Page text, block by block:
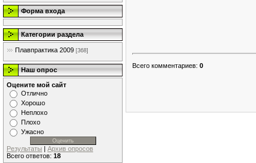
Форма входа
Категории раздела
Плавпрактика 2009 [368]
Наш опрос
Оцените мой сайт
Отлично
Хорошо
Неплохо
Плохо
Ужасно
Результаты | Архив опросов
Всего ответов: 18
Всего комментариев: 0